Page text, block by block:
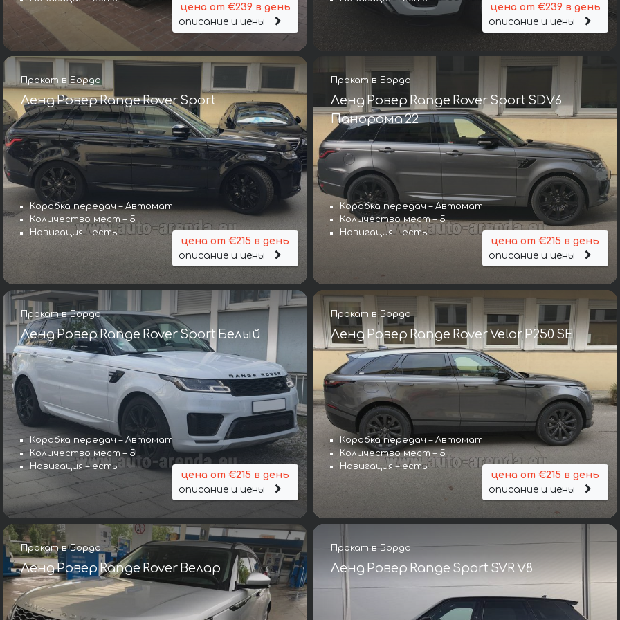
цена от €239 в день
описание и цены
цена от €239 в день
описание и цены
Прокат в Бордо
Ленд Ровер Range Rover Sport
Коробка передач – Автомат
Количество мест – 5
Навигация – есть
цена от €215 в день
описание и цены
Прокат в Бордо
Ленд Ровер Range Rover Sport SDV6
Панорама 22
Коробка передач – Автомат
Количество мест – 5
Навигация – есть
цена от €215 в день
описание и цены
Прокат в Бордо
Ленд Ровер Range Rover Sport Белый
Коробка передач – Автомат
Количество мест – 5
Навигация – есть
цена от €215 в день
описание и цены
Прокат в Бордо
Ленд Ровер Range Rover Velar P250 SE
Коробка передач – Автомат
Количество мест – 5
Навигация – есть
цена от €215 в день
описание и цены
Прокат в Бордо
Ленд Ровер Range Rover Велар
Прокат в Бордо
Ленд Ровер Range Sport SVR V8